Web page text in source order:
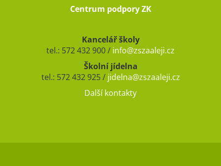
Centrum podpory ZK
Kancelář školy
tel.: 572 432 900 / info@zszaaleji.cz
Školní jídelna
tel.: 572 432 925 / jidelna@zszaaleji.cz
Další kontakty